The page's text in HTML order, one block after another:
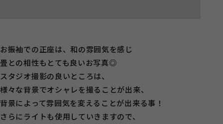
お振袖での正座は、和の雰囲気を感じ
畳との相性もとても良いお写真◎
スタジオ撮影の良いところは、
様々な背景でオシャレを撮ることが出来、
背景によって雰囲気を変えることが出来る事！
さらにライトも使用していきますので、